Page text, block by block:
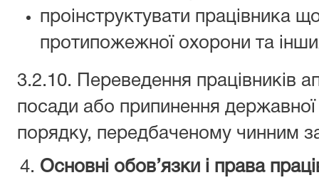
проінструктувати працівника
протипожежної охорони та
3.2.10. Переведення працівників
посади або припинення
порядку, передбаченому чинним
Основні обов’язки і права